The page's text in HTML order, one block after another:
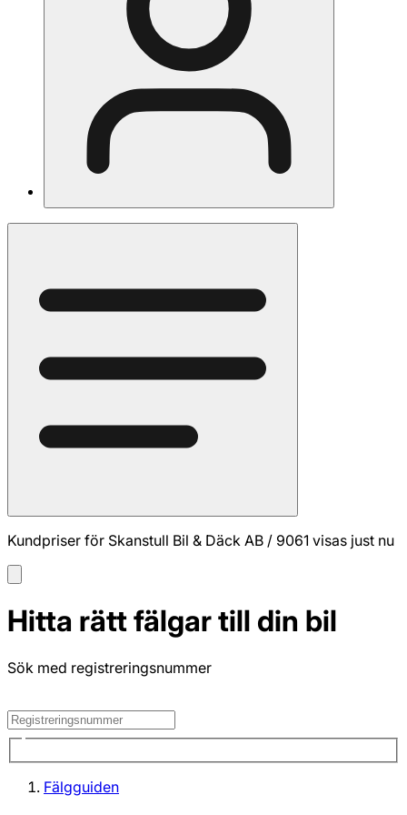
Kundpriser för Skanstull Bil & Däck AB / 9061 visas just nu
Hitta rätt fälgar till din bil
Sök med registreringsnummer
Fälgguiden